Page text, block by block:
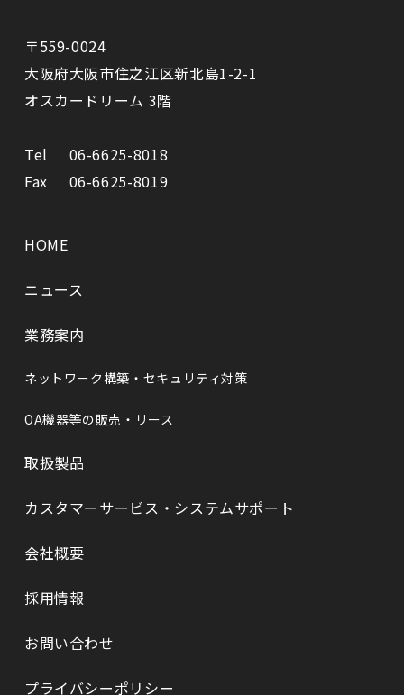
〒559-0024
⼤阪府⼤阪市住之江区新北島1-2-1
オスカードリーム 3階
Tel
06-6625-8018
Fax
06-6625-8019
HOME
ニュース
業務案内
ネットワーク構築・セキュリティ対策
OA機器等の販売・リース
取扱製品
カスタマーサービス・システムサポート
会社概要
採⽤情報
お問い合わせ
プライバシーポリシー